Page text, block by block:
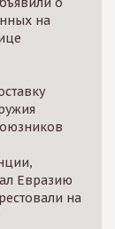
на
Евразию
на